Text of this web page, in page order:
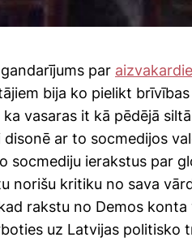
par
bija ko pielikt
ka vasaras it kā pēdējā
disonē ar to socmedijos
socmediju ierakstus par
norišu kritiku no sava
rakstu no Demos konta
uz Latvijas politisko